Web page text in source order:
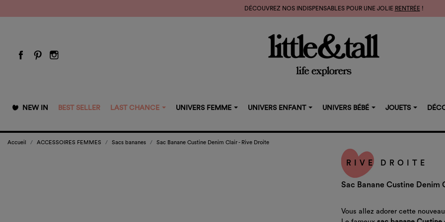
DÉCOUVREZ NOS INDISPENSABLES POUR UNE JOLIE RENTRÉE!
NEW IN BEST SELLER LAST CHANCE UNIVERS FEMME UNIVERS ENFANT UNIVERS BÉBÉ JOUETS
Accueil ACCESSOIRES FEMMES Sacs bananes Sac Banane Custine Denim Clair - Rive Droite
RIVE DROITE
Sac Banane Custine Denim
Vous allez adorer cette